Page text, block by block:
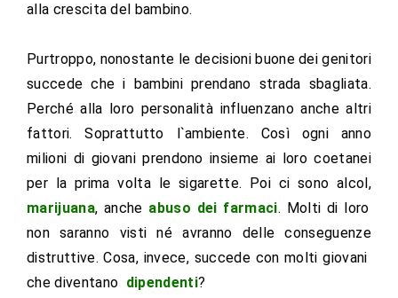
alla crescita del bambino.
Purtroppo, nonostante le decisioni buone dei genitori
succede che i bambini prendano strada sbagliata.
Perché alla loro personalità influenzano anche altri
fattori. Soprattutto l`ambiente. Così ogni anno
milioni di giovani prendono insieme ai loro coetanei
per la prima volta le sigarette. Poi ci sono alcol,
marijuana, anche abuso dei farmaci. Molti di loro
non saranno visti né avranno delle conseguenze
distruttive. Cosa, invece, succede con molti giovani
che diventano dipendenti?